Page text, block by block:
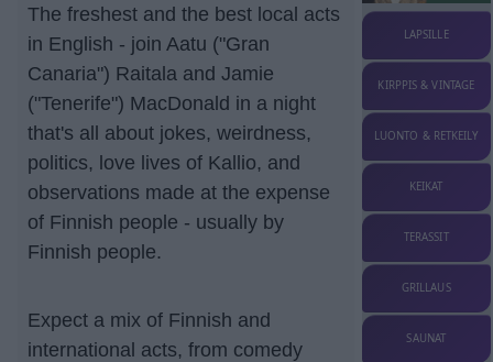
The freshest and the best local acts
in English - join Aatu ("Gran
Canaria") Raitala and Jamie
("Tenerife") MacDonald in a night
that's all about jokes, weirdness,
politics, love lives of Kallio, and
observations made at the expense
of Finnish people - usually by
Finnish people.
Expect a mix of Finnish and
international acts, from comedy
LAPSILLE
KIRPPIS & VINTAGE
LUONTO & RETKEILY
KEIKAT
TERASSIT
GRILLAUS
SAUNAT